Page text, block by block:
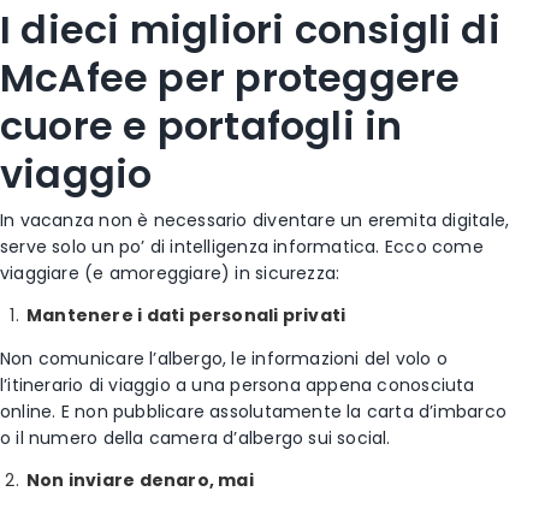
I dieci migliori consigli di
McAfee per proteggere
cuore e portafogli in
viaggio
In vacanza non è necessario diventare un eremita digitale,
serve solo un po’ di intelligenza informatica. Ecco come
viaggiare (e amoreggiare) in sicurezza:
Mantenere i dati personali privati
Non comunicare l’albergo, le informazioni del volo o
l’itinerario di viaggio a una persona appena conosciuta
online. E non pubblicare assolutamente la carta d’imbarco
o il numero della camera d’albergo sui social.
Non inviare denaro, mai